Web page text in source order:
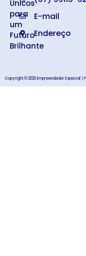
Únicos
para
um
Futuro
Brilhante
E-mail
Endereço
Copyright © 2026 Empreendedor Especial |